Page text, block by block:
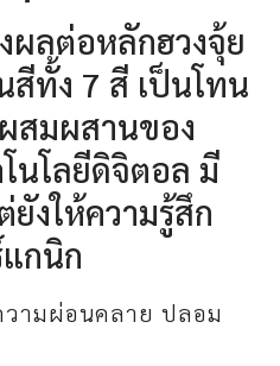
ผลต่อหลักฮวงจุ้ย
สีทั้ง 7 สี เป็นโทน
สมผสานของ
นโลยีดิจิตอล มี
งให้ความรู้สึก
กนิก
วามผ่อนคลาย ปลอม